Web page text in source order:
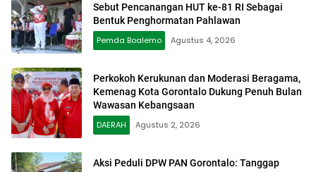
Sebut Pencanangan HUT ke-81 RI Sebagai
Bentuk Penghormatan Pahlawan
Pemda Boalemo
Agustus 4, 2026
Perkokoh Kerukunan dan Moderasi Beragama,
Kemenag Kota Gorontalo Dukung Penuh Bulan
Wawasan Kebangsaan
DAERAH
Agustus 2, 2026
Aksi Peduli DPW PAN Gorontalo: Tanggap